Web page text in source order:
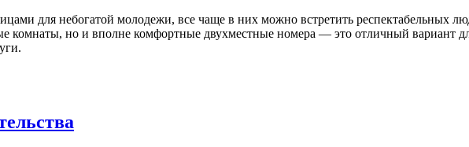
для небогатой молодежи, все чаще в них можно встретить респектабельных
комнаты, но и вполне комфортные двухместные номера — это отличный вариант